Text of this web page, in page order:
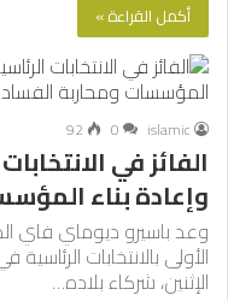
أكمل القراءة »
islamic
0
92
الفائز في
وإعادة بناء
وعد باسيرو ديوماي فاي
الأولى بالانتخابات
الإثنين، شركاء بلاده…